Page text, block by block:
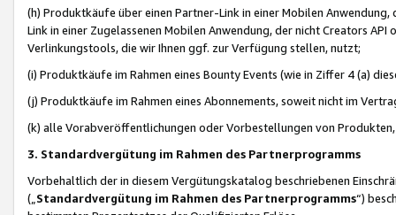
(h) Produktkäufe über einen Partner-Link in einer Mobilen
Link in einer Zugelassenen Mobilen Anwendung, der nicht Creators
Verlinkungstools, die wir Ihnen ggf. zur Verfügung stellen, nutzt;
(i) Produktkäufe im Rahmen eines Bounty Events (wie in Ziffer 4 (a)
(j) Produktkäufe im Rahmen eines Abonnements, soweit nicht im
(k) alle Vorabveröffentlichungen oder Vorbestellungen von
3. Standardvergütung im Rahmen des Partnerprogramms
Vorbehaltlich der in diesem Vergütungskatalog beschriebenen
(„ Standardvergütung im Rahmen des Partnerprogramms“)